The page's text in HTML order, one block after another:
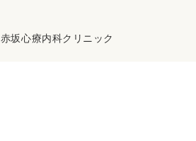
赤坂心療内科クリニック